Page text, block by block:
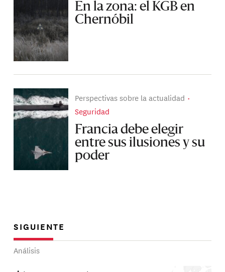
En la zona: el KGB en
Chernóbil
Perspectivas sobre la actualidad
Seguridad
Francia debe elegir
entre sus ilusiones y su
poder
SIGUIENTE
Análisis